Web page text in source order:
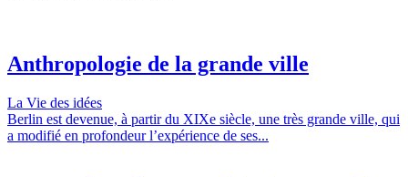
Anthropologie de la grande ville
La Vie des idées
Berlin est devenue, à partir du XIXe siècle, une très grande ville, qui
a modifié en profondeur l’expérience de ses...